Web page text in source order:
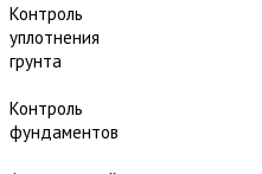
Контроль
уплотнения
грунта
Контроль
фундаментов